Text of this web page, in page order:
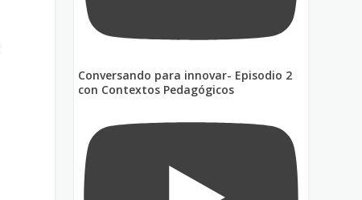
Conversando para innovar- Episodio 2
con Contextos Pedagógicos